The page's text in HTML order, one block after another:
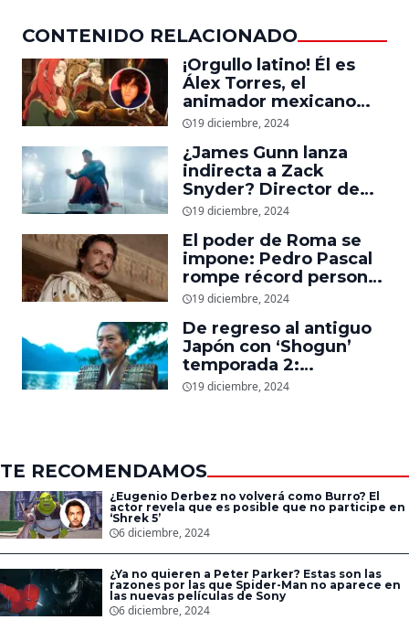
CONTENIDO RELACIONADO
¡Orgullo latino! Él es
Álex Torres, el
animador mexicano
que trabajó en ‘La
Rohirrim,’ ‘Jujutsu
Kaisen’ y ‘One Piece’
19 diciembre, 2024
¿James Gunn lanza
indirecta a Zack
Snyder? Director de
‘Superman’ explica
luciera el nuevo traje
del superhéroe
19 diciembre, 2024
El poder de Roma se
impone: Pedro Pascal
rompe récord personal
en taquilla con
19 diciembre, 2024
De regreso al antiguo
Japón con ‘Shogun’
temporada 2:
Showrunners explican
19 diciembre, 2024
TE RECOMENDAMOS
¿Eugenio Derbez no volverá como Burro? El
actor revela que es posible que no participe en
‘Shrek 5’
6 diciembre, 2024
¿Ya no quieren a Peter Parker? Estas son las
razones por las que Spider-Man no aparece en
las nuevas películas de Sony
6 diciembre, 2024